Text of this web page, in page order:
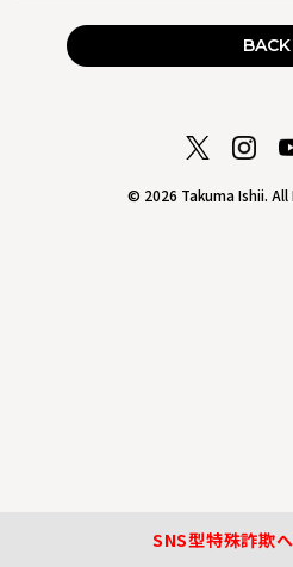
BACK
© 2026 Takuma Ishii.
SNS型特殊詐欺